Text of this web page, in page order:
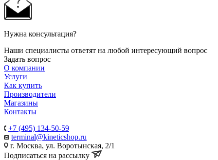
Нужна консультация?
Наши специалисты ответят на любой интересующий вопрос
Задать вопрос
О компании
Услуги
Как купить
Производители
Магазины
Контакты
+7 (495) 134-50-59
terminal@kineticshop.ru
г. Москва, ул. Воротынская, 2/1
Подписаться на рассылку